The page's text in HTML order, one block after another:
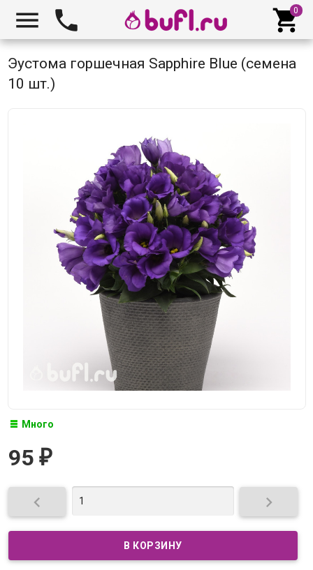
  
Эустома горшечная Sapphire Blue (семена
10 шт.)
Много
95 ₽
 